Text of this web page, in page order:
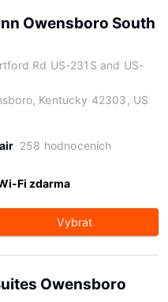
Owensboro South
Rd US-231S and US-
Kentucky 42303, US
258 hodnoceních
Fi zdarma
Vybrat
Owensboro